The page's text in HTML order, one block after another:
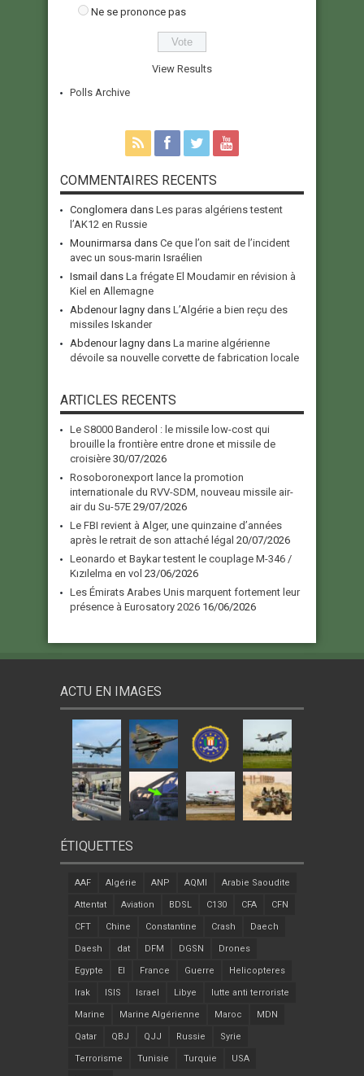
Ne se prononce pas
View Results
Polls Archive
COMMENTAIRES RECENTS
Conglomera dans Les paras algériens testent
l’AK12 en Russie
Mounirmarsa dans Ce que l’on sait de l’incident
avec un sous-marin Israélien
Ismail dans La frégate El Moudamir en révision à
Kiel en Allemagne
Abdenour lagny dans L’Algérie a bien reçu des
missiles Iskander
Abdenour lagny dans La marine algérienne
dévoile sa nouvelle corvette de fabrication locale
ARTICLES RECENTS
Le S8000 Banderol : le missile low-cost qui
brouille la frontière entre drone et missile de
croisière 30/07/2026
Rosoboronexport lance la promotion
internationale du RVV-SDM, nouveau missile air-
air du Su-57E 29/07/2026
Le FBI revient à Alger, une quinzaine d’années
après le retrait de son attaché légal 20/07/2026
Leonardo et Baykar testent le couplage M-346 /
Kızılelma en vol 23/06/2026
Les Émirats Arabes Unis marquent fortement leur
présence à Eurosatory 2026 16/06/2026
ACTU EN IMAGES
ÉTIQUETTES
AAF Algérie ANP AQMI Arabie Saoudite
Attentat Aviation BDSL C130 CFA CFN
CFT Chine Constantine Crash Daech
Daesh dat DFM DGSN Drones
Egypte EI France Guerre Helicopteres
Irak ISIS Israel Libye lutte anti terroriste
Marine Marine Algérienne Maroc MDN
Qatar QBJ QJJ Russie Syrie
Terrorisme Tunisie Turquie USA